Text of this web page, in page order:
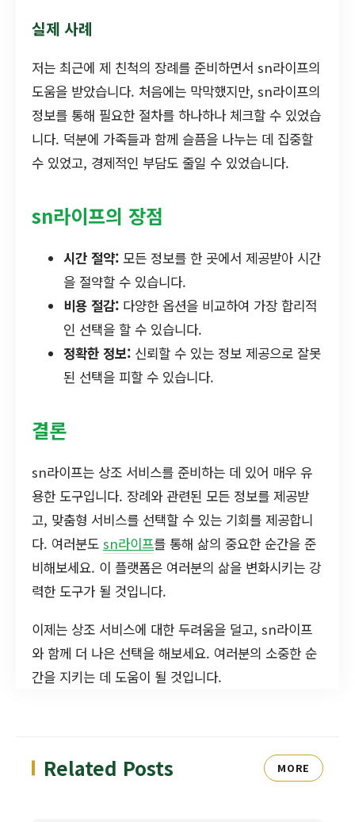
실제 사례
저는 최근에 제 친척의 장례를 준비하면서 sn라이프의
도움을 받았습니다. 처음에는 막막했지만, sn라이프의
정보를 통해 필요한 절차를 하나하나 체크할 수 있었습
니다. 덕분에 가족들과 함께 슬픔을 나누는 데 집중할
수 있었고, 경제적인 부담도 줄일 수 있었습니다.
sn라이프의 장점
시간 절약: 모든 정보를 한 곳에서 제공받아 시간
을 절약할 수 있습니다.
비용 절감: 다양한 옵션을 비교하여 가장 합리적
인 선택을 할 수 있습니다.
정확한 정보: 신뢰할 수 있는 정보 제공으로 잘못
된 선택을 피할 수 있습니다.
결론
sn라이프는 상조 서비스를 준비하는 데 있어 매우 유
용한 도구입니다. 장례와 관련된 모든 정보를 제공받
고, 맞춤형 서비스를 선택할 수 있는 기회를 제공합니
다. 여러분도 sn라이프를 통해 삶의 중요한 순간을 준
비해보세요. 이 플랫폼은 여러분의 삶을 변화시키는 강
력한 도구가 될 것입니다.
이제는 상조 서비스에 대한 두려움을 덜고, sn라이프
와 함께 더 나은 선택을 해보세요. 여러분의 소중한 순
간을 지키는 데 도움이 될 것입니다.
Related Posts MORE